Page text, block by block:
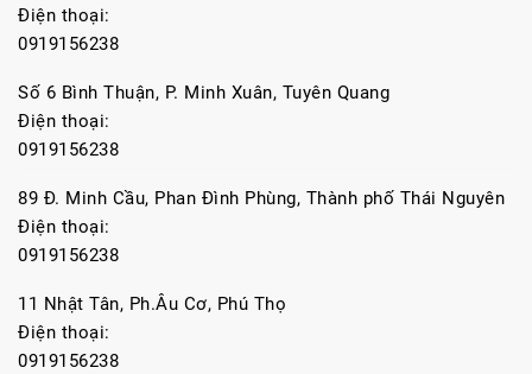
Điện thoại:
0919156238
Số 6 Bình Thuận, P. Minh Xuân, Tuyên Quang
Điện thoại:
0919156238
89 Đ. Minh Cầu, Phan Đình Phùng, Thành phố Thái Nguyên
Điện thoại:
0919156238
11 Nhật Tân, Ph.Âu Cơ, Phú Thọ
Điện thoại:
0919156238